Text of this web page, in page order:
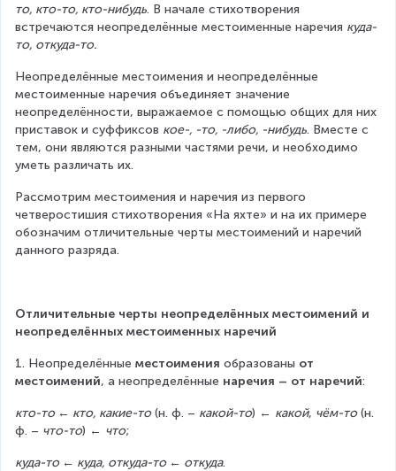
то, кто-то, кто-нибудь. В начале стихотворения
встречаются неопределённые местоименные наречия куда-
то, откуда-то.
Неопределённые местоимения и неопределённые
местоименные наречия объединяет значение
неопределённости, выражаемое с помощью общих для них
приставок и суффиксов кое-, -то, -либо, -нибудь. Вместе с
тем, они являются разными частями речи, и необходимо
уметь различать их.
Рассмотрим местоимения и наречия из первого
четверостишия стихотворения «На яхте» и на их примере
обозначим отличительные черты местоимений и наречий
данного разряда.
Отличительные черты неопределённых местоимений и
неопределённых местоименных наречий
1. Неопределённые местоимения образованы от
местоимений, а неопределённые наречия – от наречий:
кто-то ← кто, какие-то (н. ф. – какой-то) ← какой, чём-то (н.
ф. – что-то) ← что;
куда-то ← куда, откуда-то ← откуда.